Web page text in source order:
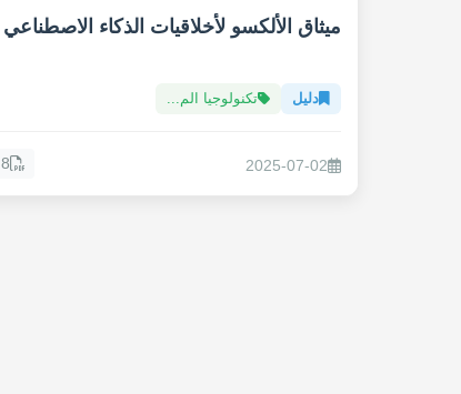
ميثاق الألكسو لأخلاقيات الذكاء الاصطناعي
دليل تكنولوجيا الم...
2025-07-02
8 Mb